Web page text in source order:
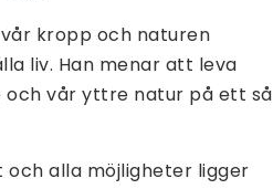
kropp och naturen
liv. Han menar att leva
och vår yttre natur på ett så
alla möjligheter ligger